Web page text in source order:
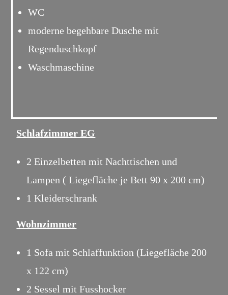
WC
moderne begehbare Dusche mit
Regenduschkopf
Waschmaschine
Schlafzimmer EG
2 Einzelbetten mit Nachttischen und
Lampen ( Liegefläche je Bett 90 x 200 cm)
1 Kleiderschrank
Wohnzimmer
1 Sofa mit Schlaffunktion (Liegefläche 200
x 122 cm)
2 Sessel mit Fusshocker